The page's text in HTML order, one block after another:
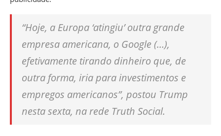
“Hoje, a Europa ‘atingiu’ outra grande
empresa americana, o Google (…),
efetivamente tirando dinheiro que, de
outra forma, iria para investimentos e
empregos americanos”, postou Trump
nesta sexta, na rede Truth Social.